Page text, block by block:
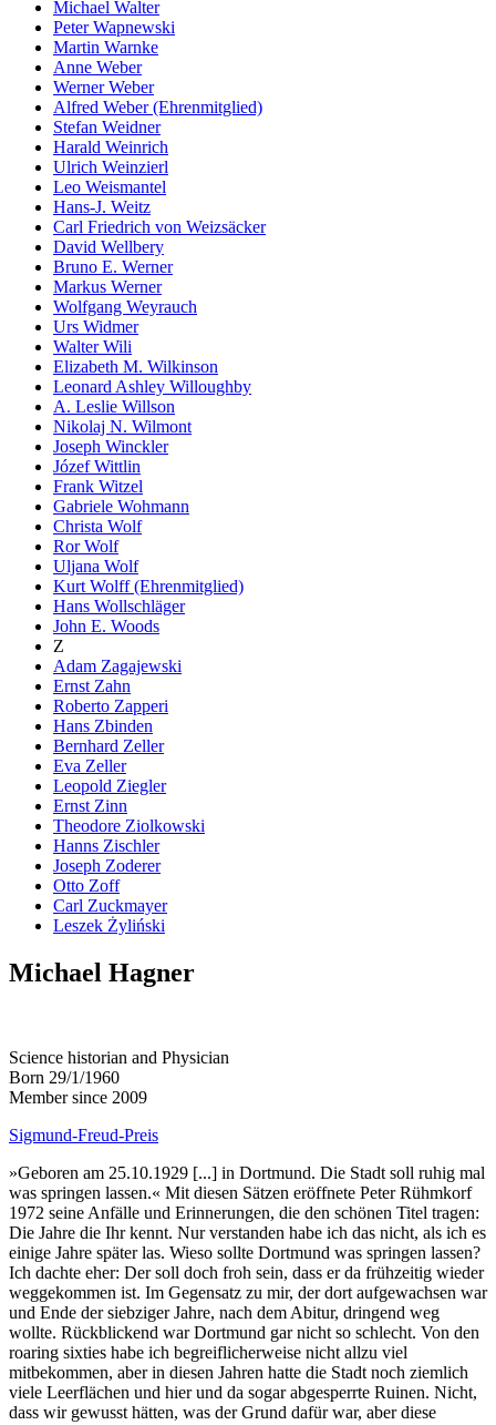
Michael Walter
Peter Wapnewski
Martin Warnke
Anne Weber
Werner Weber
Alfred Weber (Ehrenmitglied)
Stefan Weidner
Harald Weinrich
Ulrich Weinzierl
Leo Weismantel
Hans-J. Weitz
Carl Friedrich von Weizsäcker
David Wellbery
Bruno E. Werner
Markus Werner
Wolfgang Weyrauch
Urs Widmer
Walter Wili
Elizabeth M. Wilkinson
Leonard Ashley Willoughby
A. Leslie Willson
Nikolaj N. Wilmont
Joseph Winckler
Józef Wittlin
Frank Witzel
Gabriele Wohmann
Christa Wolf
Ror Wolf
Uljana Wolf
Kurt Wolff (Ehrenmitglied)
Hans Wollschläger
John E. Woods
Z
Adam Zagajewski
Ernst Zahn
Roberto Zapperi
Hans Zbinden
Bernhard Zeller
Eva Zeller
Leopold Ziegler
Ernst Zinn
Theodore Ziolkowski
Hanns Zischler
Joseph Zoderer
Otto Zoff
Carl Zuckmayer
Leszek Żyliński
Michael Hagner
Science historian and Physician
Born 29/1/1960
Member since 2009
Sigmund-Freud-Preis
»Geboren am 25.10.1929 [...] in Dortmund. Die Stadt soll ruhig mal
was springen lassen.« Mit diesen Sätzen eröffnete Peter Rühmkorf
1972 seine Anfälle und Erinnerungen, die den schönen Titel tragen:
Die Jahre die Ihr kennt. Nur verstanden habe ich das nicht, als ich es
einige Jahre später las. Wieso sollte Dortmund was springen lassen?
Ich dachte eher: Der soll doch froh sein, dass er da frühzeitig wieder
weggekommen ist. Im Gegensatz zu mir, der dort aufgewachsen war
und Ende der siebziger Jahre, nach dem Abitur, dringend weg
wollte. Rückblickend war Dortmund gar nicht so schlecht. Von den
roaring sixties habe ich begreiflicherweise nicht allzu viel
mitbekommen, aber in diesen Jahren hatte die Stadt noch ziemlich
viele Leerflächen und hier und da sogar abgesperrte Ruinen. Nicht,
dass wir gewusst hätten, was der Grund dafür war, aber diese